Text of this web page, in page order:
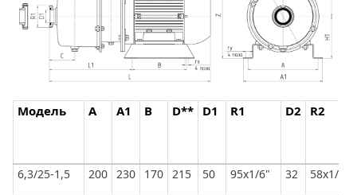
Модель A A1 B D** D1 R1 D2 R2
6,3/25-1,5 200 230 170 215 50 95х1/6" 32 58х1/6"